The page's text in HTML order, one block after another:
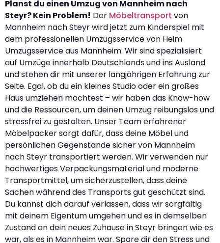
Planst du einen Umzug von Mannheim nach
Steyr? Kein Problem! Der Möbeltransport von
Mannheim nach Steyr wird jetzt zum Kinderspiel mit
dem professionellen Umzugsservice von Heim
Umzugsservice aus Mannheim. Wir sind spezialisiert
auf Umzüge innerhalb Deutschlands und ins Ausland
und stehen dir mit unserer langjährigen Erfahrung zur
Seite. Egal, ob du ein kleines Studio oder ein großes
Haus umziehen möchtest – wir haben das Know-how
und die Ressourcen, um deinen Umzug reibungslos und
stressfrei zu gestalten. Unser Team erfahrener
Möbelpacker sorgt dafür, dass deine Möbel und
persönlichen Gegenstände sicher von Mannheim
nach Steyr transportiert werden. Wir verwenden nur
hochwertiges Verpackungsmaterial und moderne
Transportmittel, um sicherzustellen, dass deine
Sachen während des Transports gut geschützt sind.
Du kannst dich darauf verlassen, dass wir sorgfältig
mit deinem Eigentum umgehen und es in demselben
Zustand an dein neues Zuhause in Steyr bringen wie es
war, als es in Mannheim war. Spare dir den Stress und